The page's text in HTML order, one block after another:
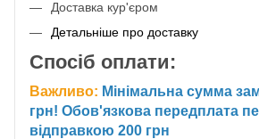
Доставка кур'єром
Детальніше про доставку
Спосіб оплати:
Важливо: Мінімальна сумма
грн! Обов'язкова передплата
відправкою 200 грн